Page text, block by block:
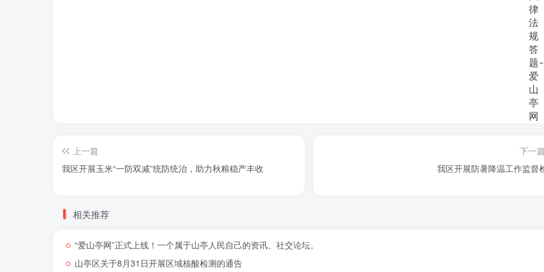
上一篇
我区开展玉米“一防双减”统防统治，助力秋粮稳产丰收
下一
我区开展防暑降温工作监督
相关推荐
“爱山亭网”正式上线！一个属于山亭人民自己的资讯、社交论坛。
山亭区关于8月31日开展区域核酸检测的通告